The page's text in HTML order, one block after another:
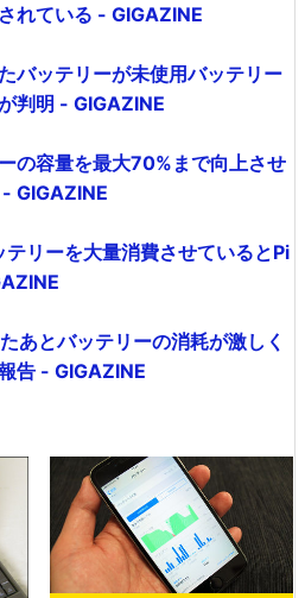
れている - GIGAZINE
バッテリーが未使用バッテリー
判明 - GIGAZINE
の容量を最大70%まで向上させ
GIGAZINE
リーを大量消費させているとPi
あとバッテリーの消耗が激しく
告 - GIGAZINE